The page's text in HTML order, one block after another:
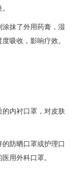
抹了外用药膏，湿
吸收，影响疗效。
内衬口罩，对皮肤
防晒口罩或护理口
用外科口罩。